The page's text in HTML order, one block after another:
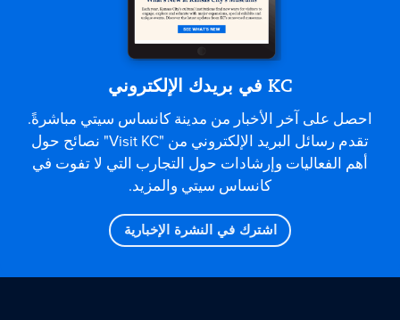
KC في بريدك الإلكتروني
احصل على آخر الأخبار من مدينة كانساس سيتي مباشرةً.
تقدم رسائل البريد الإلكتروني من "Visit KC" نصائح حول
أهم الفعاليات وإرشادات حول التجارب التي لا تفوت في
كانساس سيتي والمزيد.
اشترك في النشرة الإخبارية